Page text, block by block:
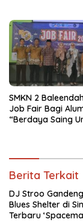
SMKN 2
Job Fair Bagi
“Berdaya Saing
Berita Terkait
DJ Stroo
Blues Shelter di
Terbaru